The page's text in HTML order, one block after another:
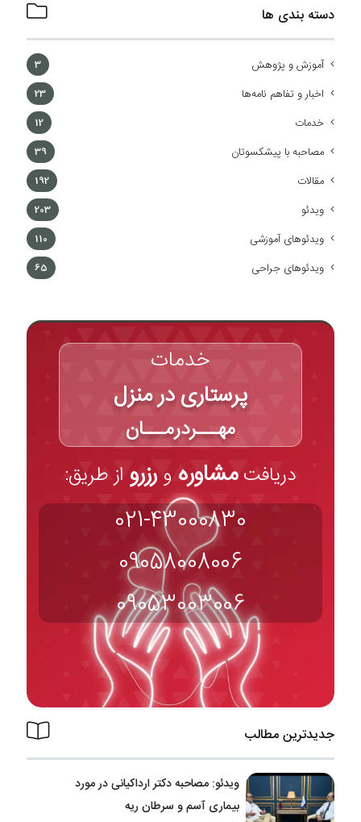
دسته بندی ها
آموزش و پژوهش 3
اخبار و تفاهم نامه‌ها 23
خدمات 12
مصاحبه با پیشکسوتان 39
مقالات 192
ویدئو 203
ویدئوهای آموزشی 110
ویدئوهای جراحی 65
خدمات
پرستاری در منزل
مهـــردرمـــان
دریافتمشاوره و رزرو از طریق:
021-43000830
09058008006
09053003006
جدیدترین مطالب
ویدئو: مصاحبه دکتر ارداکیانی در مورد
بیماری آسم و سرطان ریه